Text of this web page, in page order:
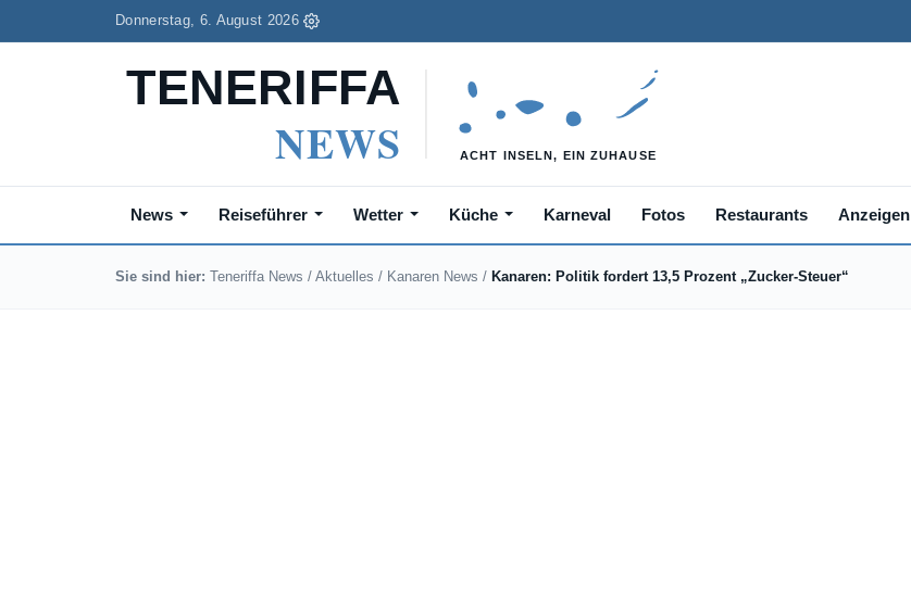
Donnerstag, 6. August 2026
News Reiseführer Wetter Küche Karneval Fotos Restaurants Anzeigen
Sie sind hier: Teneriffa News / Aktuelles / Kanaren News / Kanaren: Politik fordert 13,5 Prozent „Zucker-Steuer“